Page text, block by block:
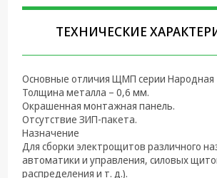
Телефония
Климатическая
техника
Электрика
Светотехника
Товары для
дома и Бытовая
техника
ТЕХНИЧЕСКИЕ
Основные отличия ЩМП серии Народная
Толщина металла – 0,6 мм.
Окрашенная монтажная панель.
Отсутствие ЗИП-пакета.
Назначение
Для сборки электрощитов различного
автоматики и управления, силовых
распределения и т. д.).